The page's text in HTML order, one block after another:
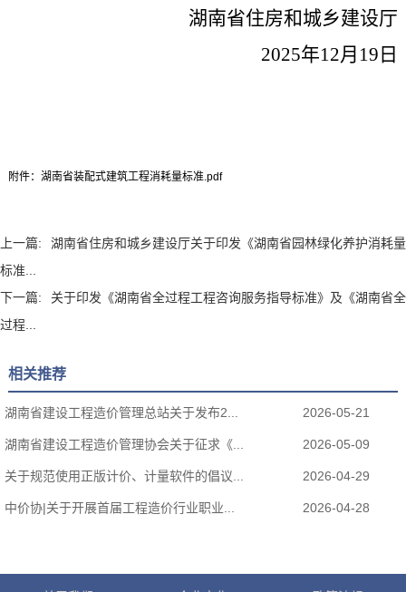
湖南省住房和城乡建设厅
2025年12月 19 日
附件：湖南省装配式建筑工程消耗量标准.pdf
上一篇:
湖南省住房和城乡建设厅关于印发《湖南省园林绿化养护消耗量
标准...
下一篇:
关于印发《湖南省全过程工程咨询服务指导标准》及《湖南省全
过程...
相关推荐
湖南省建设工程造价管理总站关于发布2... 2026-05-21
湖南省建设工程造价管理协会关于征求《... 2026-05-09
关于规范使用正版计价、计量软件的倡议... 2026-04-29
中价协|关于开展首届工程造价行业职业... 2026-04-28